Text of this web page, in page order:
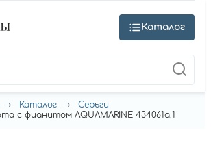
Каталог
Каталог
Серьги
с фианитом AQUAMARINE 434061а.1